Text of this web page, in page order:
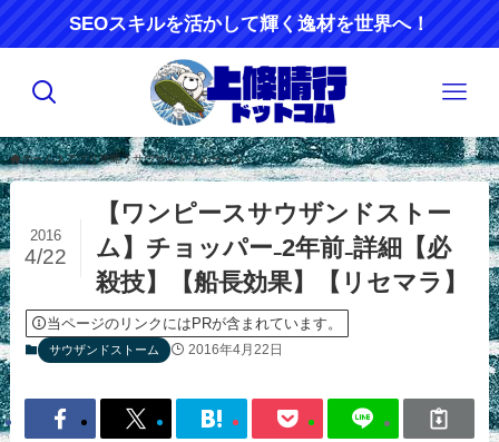
SEOスキルを活かして輝く逸材を世界へ！
ホーム アプリ攻略 サウザンドストーム
【ワンピースサウザンドストー
ム】チョッパー₋2年前₋詳細【必
殺技】【船長効果】【リセマラ】
2016
4/22
当ページのリンクにはPRが含まれています。
サウザンドストーム 2016年4月22日